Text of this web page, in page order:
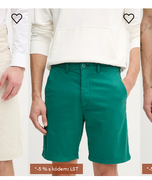
*-5 % s kódem: LST *-